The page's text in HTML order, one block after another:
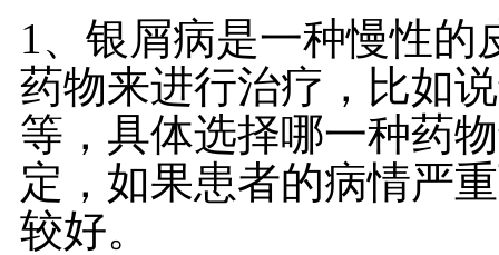
1、银屑病是一种慢性
药物来进行治疗，比如
等，具体选择哪一种药
定，如果患者的病情严
较好。